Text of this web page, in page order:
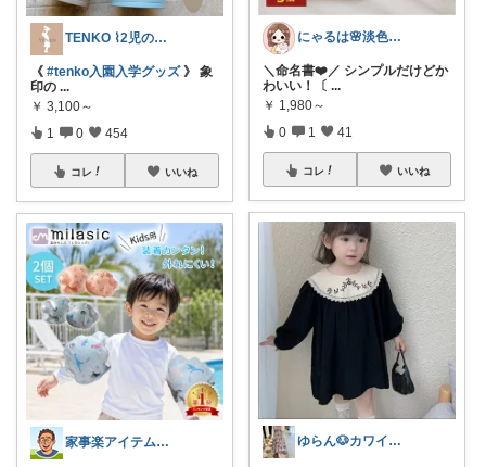
TENKO ⌇2児のママ＊暮らしを便利に
《 #tenko入園入学グッズ》 象
印の ...
￥ 3,100～
1 0 454
コレ いいね
家事楽アイテム・お得情報大好き子育てパパ
にゃるは🌸淡色ベビーキッズマタニティ
＼命名書❤️／ シンプルだけどか
わいい！〔 ...
￥ 1,980～
0 1 41
コレ いいね
ゆらん🐶カワイイ物コレクター